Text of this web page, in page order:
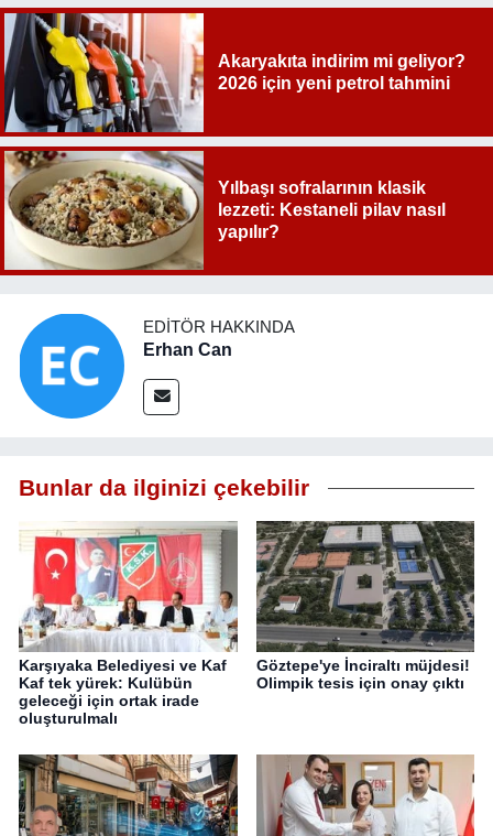
Akaryakıta indirim mi geliyor?
2026 için yeni petrol tahmini
Yılbaşı sofralarının klasik
lezzeti: Kestaneli pilav nasıl
yapılır?
EDITÖR HAKKINDA
Erhan Can
Bunlar da ilginizi çekebilir
Karşıyaka Belediyesi ve Kaf
Kaf tek yürek: Kulübün
geleceği için ortak irade
oluşturulmalı
Göztepe'ye İnciraltı müjdesi!
Olimpik tesis için onay çıktı